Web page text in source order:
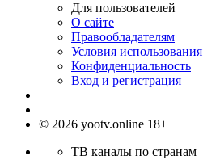
Для пользователей
О сайте
Правообладателям
Условия использования
Конфиденциальность
Вход и регистрация
© 2026 yootv.online 18+
ТВ каналы по странам